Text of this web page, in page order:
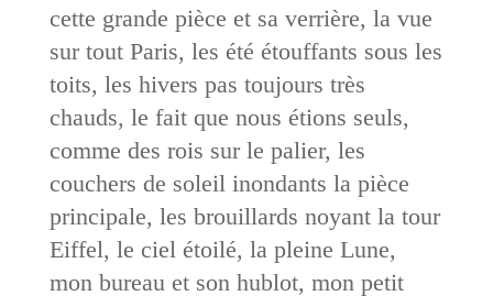
cette grande pièce et sa verrière, la vue
sur tout Paris, les été étouffants sous les
toits, les hivers pas toujours très
chauds, le fait que nous étions seuls,
comme des rois sur le palier, les
couchers de soleil inondants la pièce
principale, les brouillards noyant la tour
Eiffel, le ciel étoilé, la pleine Lune,
mon bureau et son hublot, mon petit